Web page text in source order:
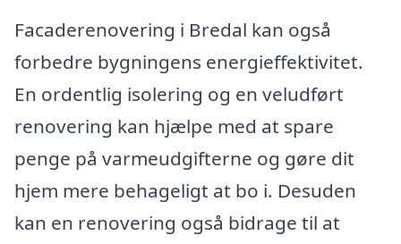
Facaderenovering i Bredal kan også
forbedre bygningens energieffektivitet.
En ordentlig isolering og en veludført
renovering kan hjælpe med at spare
penge på varmeudgifterne og gøre dit
hjem mere behageligt at bo i. Desuden
kan en renovering også bidrage til at